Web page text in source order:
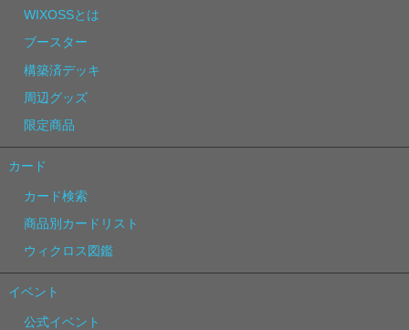
WIXOSSとは
ブースター
構築済デッキ
周辺グッズ
限定商品
カード
カード検索
商品別カードリスト
ウィクロス図鑑
イベント
公式イベント